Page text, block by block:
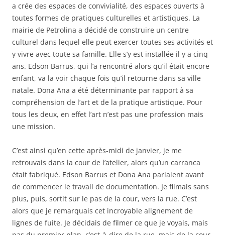
a crée des espaces de convivialité, des espaces ouverts à
toutes formes de pratiques culturelles et artistiques. La
mairie de Petrolina a décidé de construire un centre
culturel dans lequel elle peut exercer toutes ses activités et
y vivre avec toute sa famille. Elle s’y est installée il y a cinq
ans. Edson Barrus, qui l’a rencontré alors qu’il était encore
enfant, va la voir chaque fois qu’il retourne dans sa ville
natale. Dona Ana a été déterminante par rapport à sa
compréhension de l’art et de la pratique artistique. Pour
tous les deux, en effet l’art n’est pas une profession mais
une mission.
C’est ainsi qu’en cette après-midi de janvier, je me
retrouvais dans la cour de l’atelier, alors qu’un carranca
était fabriqué. Edson Barrus et Dona Ana parlaient avant
de commencer le travail de documentation. Je filmais sans
plus, puis, sortit sur le pas de la cour, vers la rue. C’est
alors que je remarquais cet incroyable alignement de
lignes de fuite. Je décidais de filmer ce que je voyais, mais